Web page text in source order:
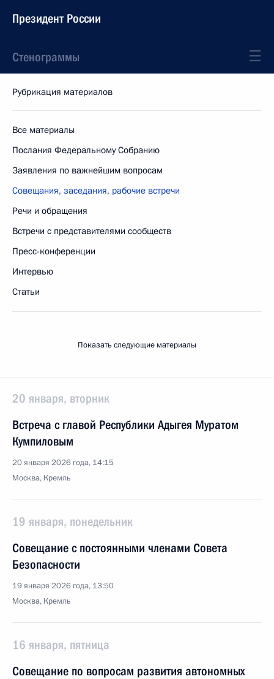
Президент России
Стенограммы
Рубрикация материалов
Все материалы
Послания Федеральному Собранию
Заявления по важнейшим вопросам
Совещания, заседания, рабочие встречи
Речи и обращения
Встречи с представителями сообществ
Пресс-конференции
Интервью
Статьи
Показать следующие материалы
20 января, вторник
Встреча с главой Республики Адыгея Муратом
Кумпиловым
20 января 2026 года, 14:15
Москва, Кремль
19 января, понедельник
Совещание с постоянными членами Совета
Безопасности
19 января 2026 года, 13:50
Москва, Кремль
16 января, пятница
Совещание по вопросам развития автономных